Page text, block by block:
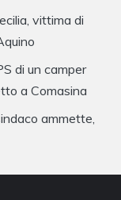
vittima di
di un camper
a Comasina
ammette,